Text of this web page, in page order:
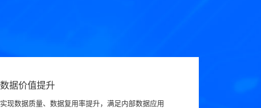
数据价值提升
实现数据质量、数据复用率提升，满足内部数据应用